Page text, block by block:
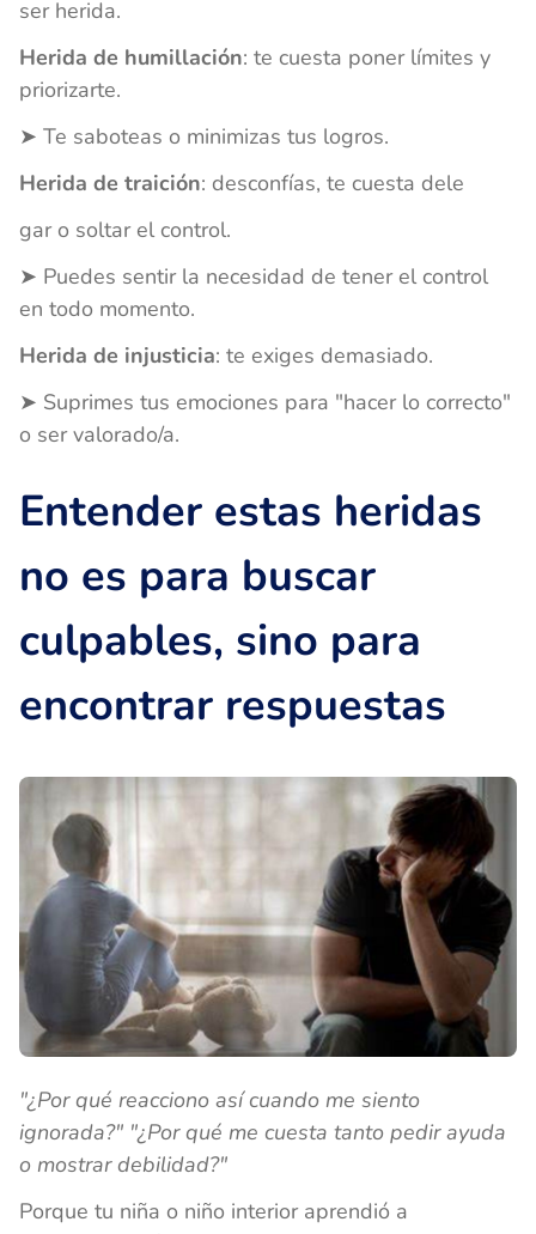
ser herida.
Herida de humillación: te cuesta poner límites y
priorizarte.
➤ Te saboteas o minimizas tus logros.
Herida de traición: desconfías, te cuesta dele
gar o soltar el control.
➤ Puedes sentir la necesidad de tener el control
en todo momento.
Herida de injusticia: te exiges demasiado.
➤ Suprimes tus emociones para "hacer lo correcto"
o ser valorado/a.
Entender estas heridas
no es para buscar
culpables, sino para
encontrar respuestas
"¿Por qué reacciono así cuando me siento
ignorada?" "¿Por qué me cuesta tanto pedir ayuda
o mostrar debilidad?"
Porque tu niña o niño interior aprendió a